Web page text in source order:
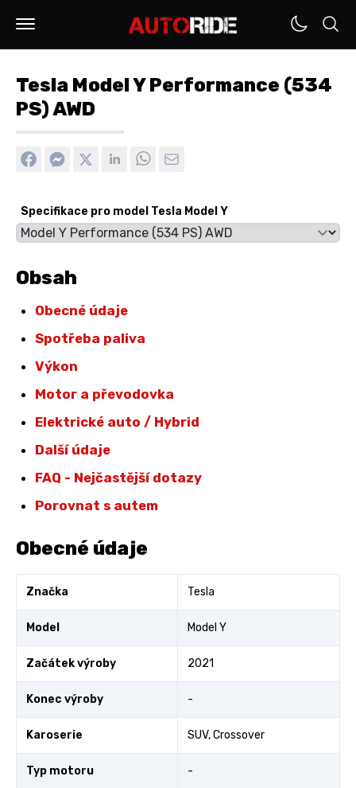
Tesla Model Y Performance (534
PS) AWD
Specifikace pro model Tesla Model Y
Obsah
Obecné údaje
Spotřeba paliva
Výkon
Motor a převodovka
Elektrické auto / Hybrid
Další údaje
FAQ - Nejčastější dotazy
Porovnat s autem
Obecné údaje
Značka Tesla
Model Model Y
Začátek výroby 2021
Konec výroby -
Karoserie SUV, Crossover
Typ motoru -